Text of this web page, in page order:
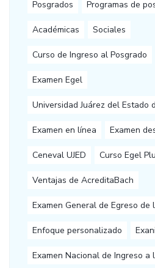
Posgrados Programas de
Académicas Sociales
Curso de Ingreso al Posgrado
Examen Egel
Universidad Juárez del Estado
Examen en línea Examen
Ceneval UJED Curso Egel
Ventajas de AcreditaBach
Examen General de Egreso de
Enfoque personalizado
Examen Nacional de Ingreso a